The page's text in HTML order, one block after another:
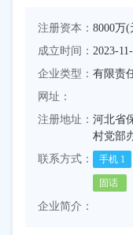
注册资本： 8000万(
成立时间： 2023-
企业类型： 有限责
网址：
注册地址： 河北省
村党部
联系方式：
手机 1
固话
企业简介：